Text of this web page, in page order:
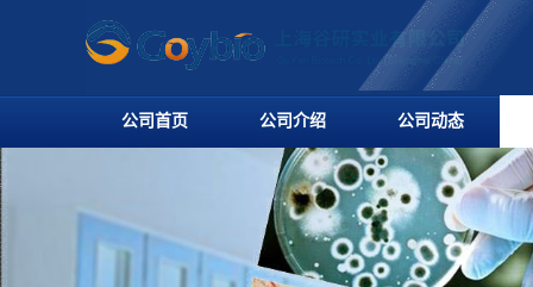
公司首页 公司介绍 公司动态